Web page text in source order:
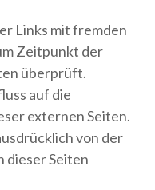
Links mit fremden
Zeitpunkt der
überprüft.
auf die
externen Seiten.
von der
dieser Seiten